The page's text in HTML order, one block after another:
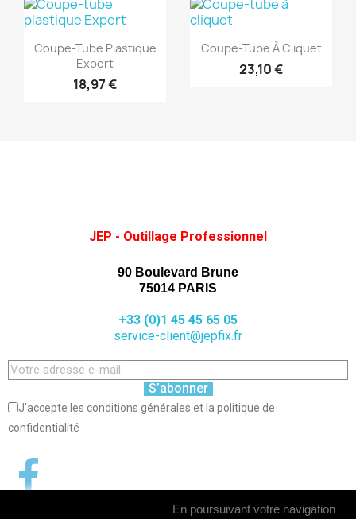
Aperçu rapide
Coupe-Tube Plastique
Expert
18,97 €
Aperçu rapide
Coupe-Tube À Cliquet
23,10 €
JEP - Outillage Professionnel
90 Boulevard Brune
75014 PARIS
+33 (0)1 45 45 65 05
service-client@jepfix.fr
S’abonner
J'accepte les conditions générales et la politique de
confidentialité
En poursuivant votre navigation